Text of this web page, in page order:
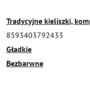
Tradycyjne kieliszki,
8593403792433
Gładkie
Bezbarwne